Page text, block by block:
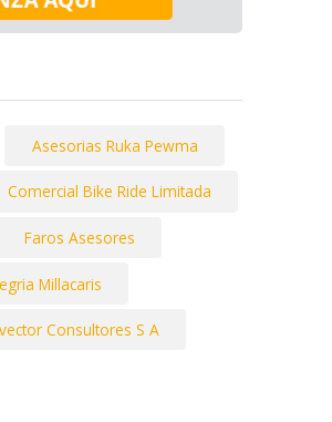
Asesorias Ruka Pewma
Comercial Bike Ride Limitada
Faros Asesores
Millacaris
Consultores S A